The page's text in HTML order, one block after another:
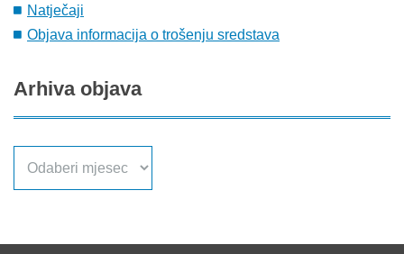
Natječaji
Objava informacija o trošenju sredstava
Arhiva objava